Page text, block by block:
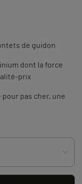
de guidon
dont la force
prix
pas cher, une